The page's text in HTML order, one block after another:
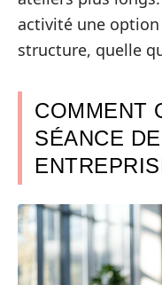
activité une
structure, quelle
COMMENT
SÉANCE